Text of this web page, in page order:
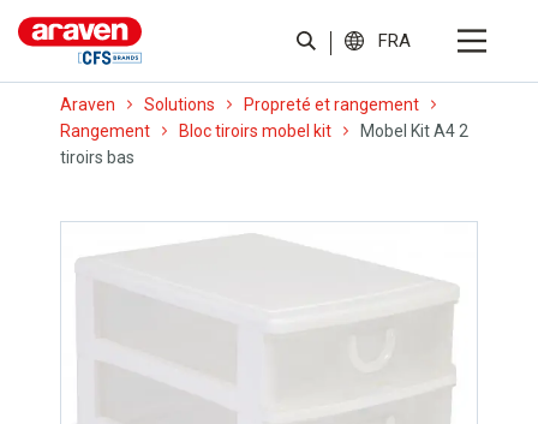
FRA
Araven Solutions
Propreté et rangement
Rangement
Bloc tiroirs mobel kit
Mobel Kit A4 2
tiroirs bas